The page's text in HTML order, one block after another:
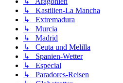
↳ Kastilien-La Mancha
↳ Extremadura
↳ Murcia
↳ Madrid
↳ Ceuta und Melilla
↳ Spanien-Wetter
↳ Especial
↳ Paradores-Reisen